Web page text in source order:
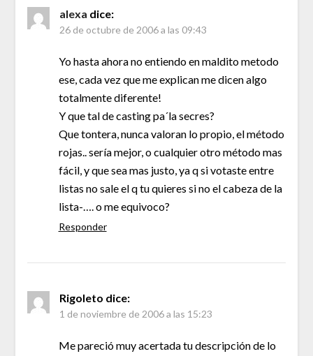
alexa dice:
26 de octubre de 2006 a las 09:43
Yo hasta ahora no entiendo en maldito metodo
ese, cada vez que me explican me dicen algo
totalmente diferente!
Y que tal de casting pa´la secres?
Que tontera, nunca valoran lo propio, el método
rojas.. sería mejor, o cualquier otro método mas
fácil, y que sea mas justo, ya q si votaste entre
listas no sale el q tu quieres si no el cabeza de la
lista-…. o me equivoco?
Responder
Rigoleto dice:
1 de noviembre de 2006 a las 15:23
Me pareció muy acertada tu descripción de lo